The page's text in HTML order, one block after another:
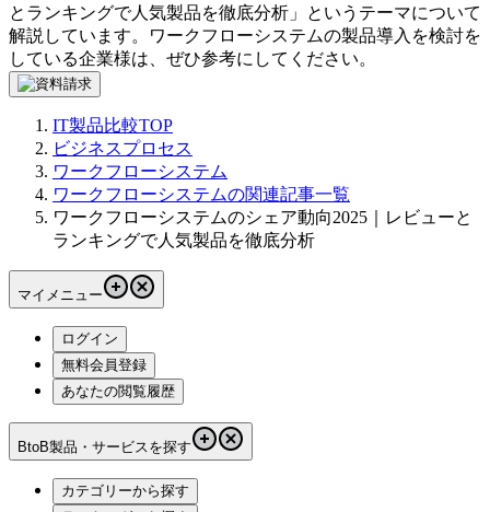
とランキングで人気製品を徹底分析 」というテーマについて
解説しています。
ワークフローシステムの製品導入を検討を
している企業様は、ぜひ参考にしてください。
IT製品比較TOP
ビジネスプロセス
ワークフローシステム
ワークフローシステムの関連記事一覧
ワークフローシステムのシェア動向2025｜レビューと
ランキングで人気製品を徹底分析
マイメニュー
ログイン
無料会員登録
あなたの閲覧履歴
BtoB製品・サービスを探す
カテゴリーから探す